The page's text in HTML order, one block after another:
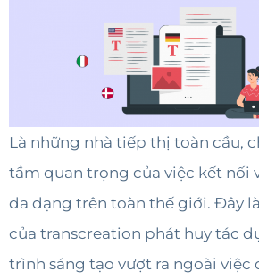
Là những nhà tiếp thị toàn cầu,
tầm quan trọng của việc kết nối
đa dạng trên toàn thế giới. Đây
của transcreation phát huy tác
trình sáng tạo vượt ra ngoài việc